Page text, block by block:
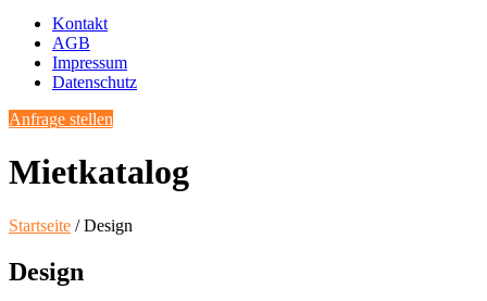
Kontakt
AGB
Impressum
Datenschutz
Anfrage stellen
Mietkatalog
Startseite / Design
Design